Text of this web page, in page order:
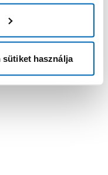
sütiket használja